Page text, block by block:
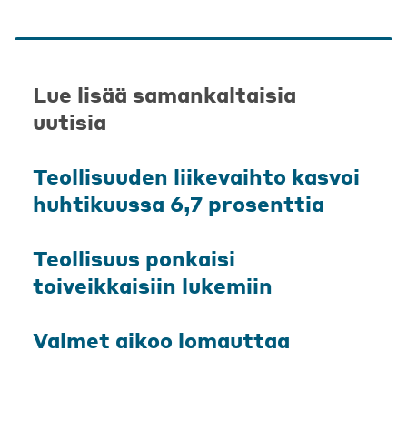
Lue lisää samankaltaisia
uutisia
Teollisuuden liikevaihto kasvoi
huhtikuussa 6,7 prosenttia
Teollisuus ponkaisi
toiveikkaisiin lukemiin
Valmet aikoo lomauttaa